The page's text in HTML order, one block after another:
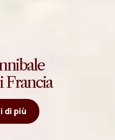
Francia
di più